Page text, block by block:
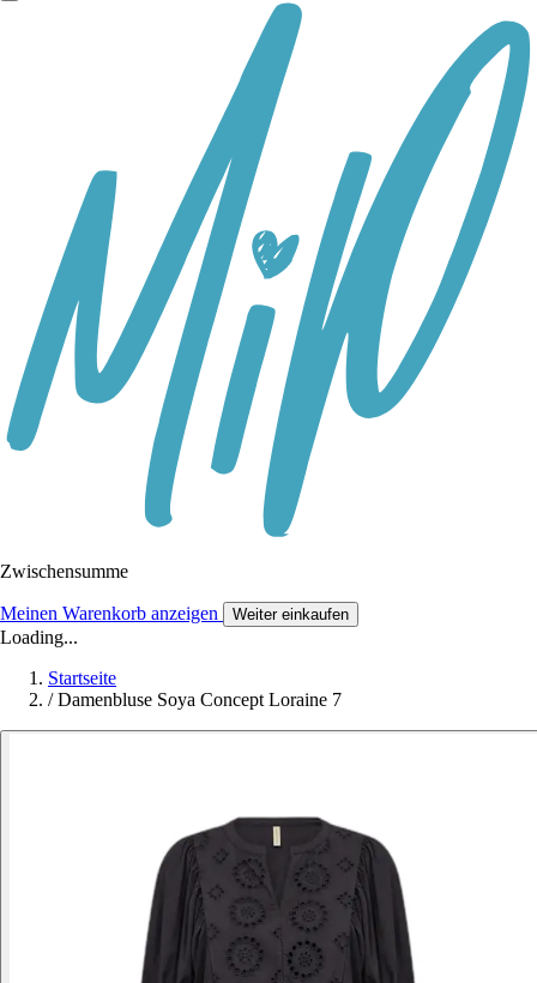
Zwischensumme
Meinen Warenkorb anzeigen Weiter einkaufen
Loading...
Startseite
/ Damenbluse Soya Concept Loraine 7